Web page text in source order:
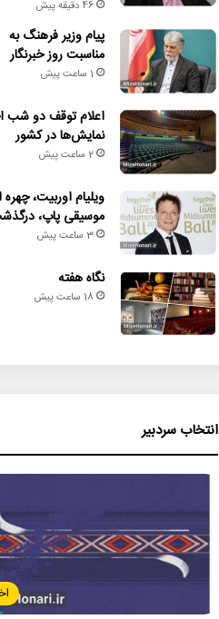
46 دقیقه پیش
پیام وزیر فرهنگ به
مناسبت روز خبرنگار
1 ساعت پیش
اعلام توقف دو شب
نمایش‌ها در کشور
2 ساعت پیش
ویلیام اوربیت، چهره
موسیقی پاپ،
3 ساعت پیش
نگاه هفته
18 ساعت پیش
انتخاب سردبیر